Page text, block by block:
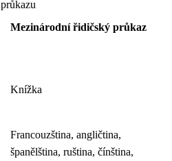
průkazu
Mezinárodní řidičský průkaz
Knížka
Francouzština, angličtina,
španělština, ruština, čínština,